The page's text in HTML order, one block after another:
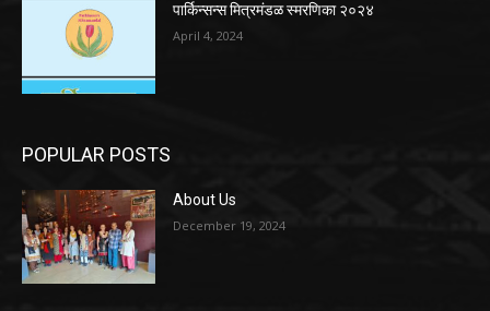
पार्किन्सन्स मित्रमंडळ स्मरणिका २०२४
April 4, 2024
POPULAR POSTS
About Us
December 19, 2024